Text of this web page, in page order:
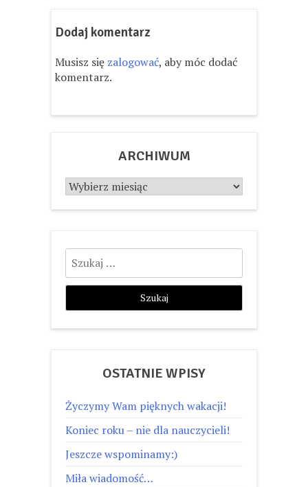
Dodaj komentarz
Musisz się zalogować, aby móc dodać
komentarz.
ARCHIWUM
Archiwum
Szukaj:
OSTATNIE WPISY
Życzymy Wam pięknych wakacji!
Koniec roku – nie dla nauczycieli!
Jeszcze wspominamy:)
Miła wiadomość…